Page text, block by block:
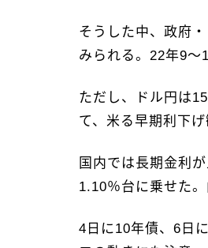
そうした中、政府
みられる。22年9～
ただし、ドル円は
て、米る早期利下
国内では長期金利
1.10％台に乗せた
4日に10年債、6日